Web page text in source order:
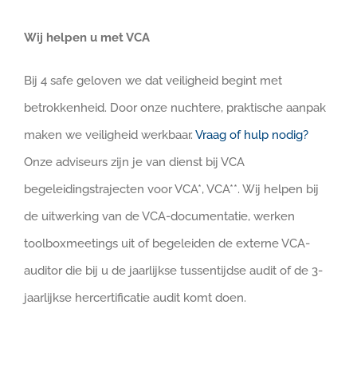
Wij helpen u met VCA
Bij 4 safe geloven we dat veiligheid begint met
betrokkenheid. Door onze nuchtere, praktische aanpak
maken we veiligheid werkbaar.Vraag of hulp nodig?
Onze adviseurs zijn je van dienst bij VCA
begeleidingstrajecten voor VCA*, VCA**. Wij helpen bij
de uitwerking van de VCA-documentatie, werken
toolboxmeetings uit of begeleiden de externe VCA-
auditor die bij u de jaarlijkse tussentijdse audit of de 3-
jaarlijkse hercertificatie audit komt doen.